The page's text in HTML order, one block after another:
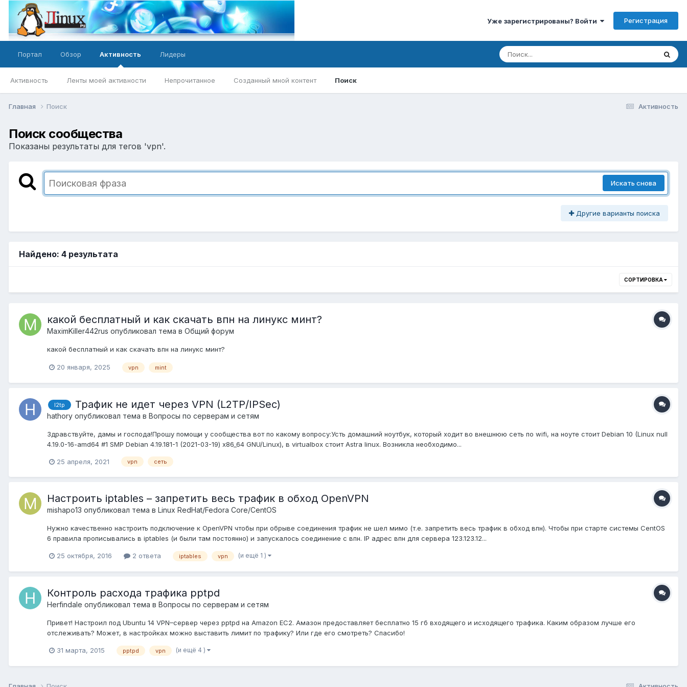
Уже зарегистрированы? Войти Регистрация
Портал Обзор Активность
Активность Ленты моей активности Непрочитанное Созданный мной контент Поиск
Лидеры
Активность
Главная Поиск
Поиск сообщества
Показаны результаты для тегов 'vpn'.
Искать снова
Другие варианты поиска
Найдено: 4 результата
СОРТИРОВКА
какой бесплатный и как скачать впн на линукс минт?
MaximKiller442rus опубликовал тема в Общий форум
какой бесплатный и как скачать впн на линукс минт?
20 января, 2025 vpn mint
l2tp Трафик не идет через VPN (L2TP/IPSec)
hathory опубликовал тема в Вопросы по серверам и сетям
Здравствуйте, дамы и господа!Прошу помощи у сообщества вот по какому вопросу:Усть домашний ноутбук, который ходит во внешнюю сеть по wifi, на ноуте стоит Debian 10 (Linux null
4.19.0-16-amd64 #1 SMP Debian 4.19.181-1 (2021-03-19) x86_64 GNU/Linux), в virtualbox стоит Astra linux. Возникла необходимо...
25 апреля, 2021 vpn сеть
Настроить iptables – запретить весь трафик в обход OpenVPN
mishapo13 опубликовал тема в Linux RedHat/Fedora Core/CentOS
Нужно качественно настроить подключение к OpenVPN чтобы при обрыве соединения трафик не шел мимо (т.е. запретить весь трафик в обход впн). Чтобы при старте системы CentOS
6 правила прописывались в iptables (и были там постоянно) и запускалось соединение с впн. IP адрес впн для сервера 123.123.12...
25 октября, 2016 2 ответа iptables vpn (и ещё 1 )
Контроль расхода трафика pptpd
Herfindale опубликовал тема в Вопросы по серверам и сетям
Привет! Настроил под Ubuntu 14 VPN–сервер через pptpd на Amazon EC2. Амазон предоставляет бесплатно 15 гб входящего и исходящего трафика. Каким образом лучше его
отслеживать? Может, в настройках можно выставить лимит по трафику? Или где его смотреть? Спасибо!
31 марта, 2015 pptpd vpn (и ещё 4 )